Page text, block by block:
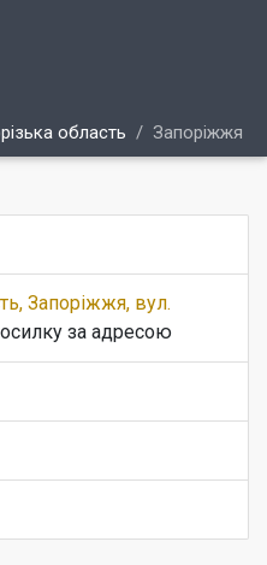
область Запоріжжя
Запоріжжя, вул.
за адресою